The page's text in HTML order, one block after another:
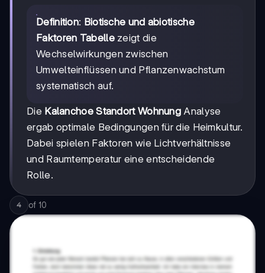
Definition: Biotische und abiotische
Faktoren Tabellezeigt die
Wechselwirkungen zwischen
Umwelteinflüssen und Pflanzenwachstum
systematisch auf.
Die Kalanchoe Standort Wohnung Analyse
ergab optimale Bedingungen für die Heimkultur.
Dabei spielen Faktoren wie Lichtverhältnisse
und Raumtemperatur eine entscheidende
Rolle.
4 of 10